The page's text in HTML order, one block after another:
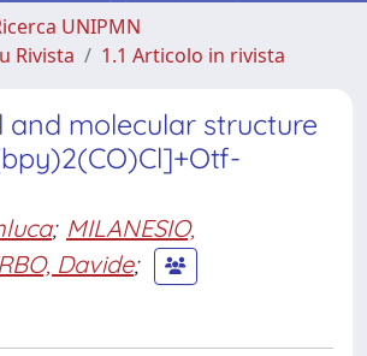
UNIPMN
Rivista
1.1 Articolo in rivista
and molecular structure
; MILANESIO,
Davide;